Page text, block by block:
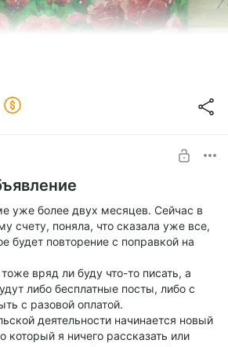
уже более двух месяцев. Сейчас в
счету, поняла, что сказала уже все,
будет повторение с поправкой на
вряд ли буду что-то писать, а
либо бесплатные посты, либо с
с разовой оплатой.
деятельности начинается новый
который я ничего рассказать или